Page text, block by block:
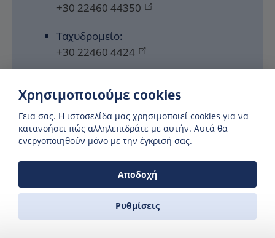
+30 22460 44350
Ταχυδρομείο:
+30 22460 4424
Κριτικές
Έχετε ταξιδέψει από ή προς τη Τήλο; Πως ήταν η
εμπειρία σας; Πως ήταν οι παροχές; Το προσωπικό;
Χρησιμοποιούμε cookies
Γεια σας. H ιστοσελίδα μας χρησιμοποιεί cookies για να
κατανοήσει πώς αλληλεπιδράτε με αυτήν. Αυτά θα
ενεργοποιηθούν μόνο με την έγκρισή σας.
Αποδοχή
Ρυθμίσεις